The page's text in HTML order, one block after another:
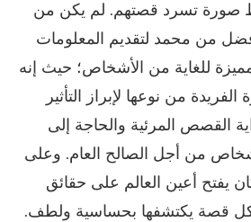
صورة تسرد قصتهم. لم يكن من
من محمد لتقديم المعلومات
للغاية من الأشخاص؛ حيث إنه
من نوعها لإبراز التأثير
القصص المرئية والحاجة إلى
من أجل الصالح العام. وعلى
يفتح أعين العالم على حقائق
كل قصة يكتشفها بحساسية ولطف.